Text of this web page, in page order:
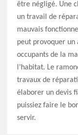
être négligé. Une
un travail de
mauvais
peut provoquer un
occupants de la
l’habitat. Le
travaux de
élaborer un devis
puissiez faire le
servir.